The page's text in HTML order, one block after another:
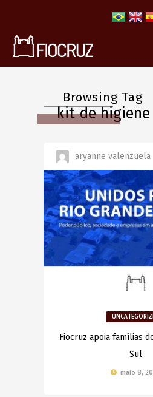
Browsing Tag
kit de higiene
aryanne valenzuela
Fiocruz apoia famílias
Sul
maio 8,